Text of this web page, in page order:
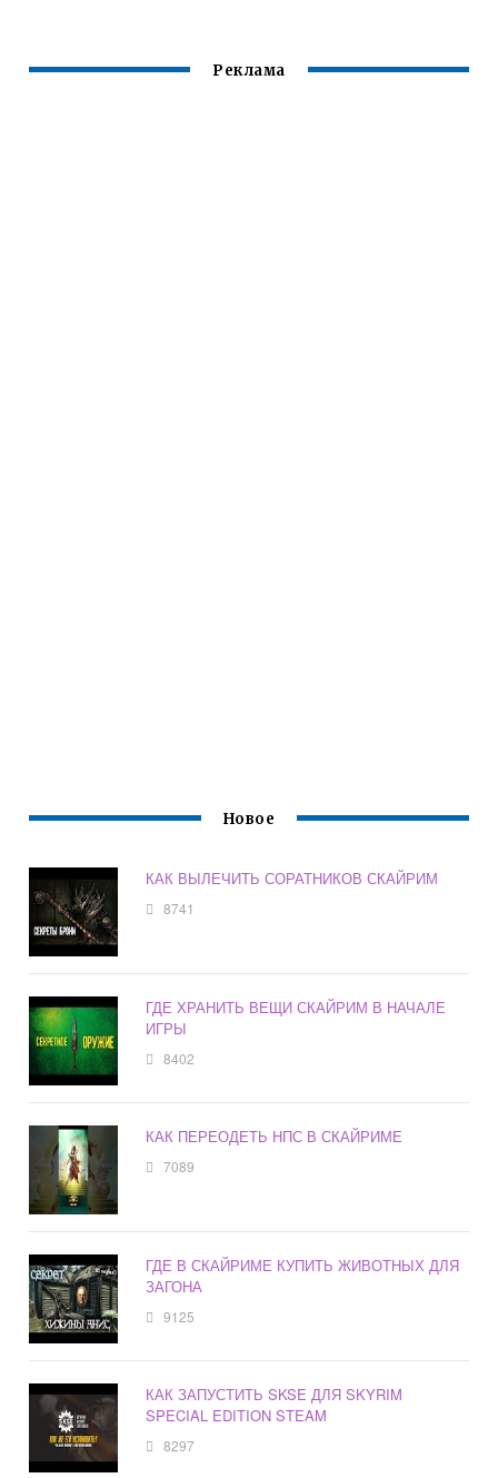
Реклама
Новое
КАК ВЫЛЕЧИТЬ СОРАТНИКОВ СКАЙРИМ
8741
ГДЕ ХРАНИТЬ ВЕЩИ СКАЙРИМ В НАЧАЛЕ
ИГРЫ
8402
КАК ПЕРЕОДЕТЬ НПС В СКАЙРИМЕ
7089
ГДЕ В СКАЙРИМЕ КУПИТЬ ЖИВОТНЫХ ДЛЯ
ЗАГОНА
9125
КАК ЗАПУСТИТЬ SKSE ДЛЯ SKYRIM
SPECIAL EDITION STEAM
8297